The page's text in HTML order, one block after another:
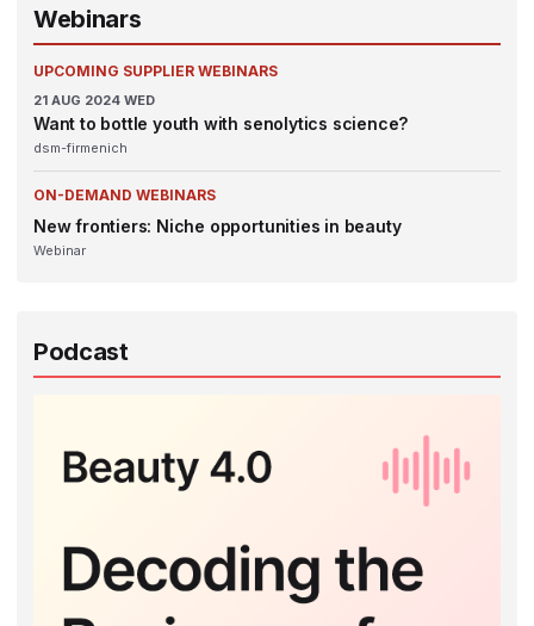
Webinars
UPCOMING SUPPLIER WEBINARS
21 AUG 2024 WED
Want to bottle youth with senolytics science?
dsm-firmenich
ON-DEMAND WEBINARS
New frontiers: Niche opportunities in beauty
Webinar
Podcast